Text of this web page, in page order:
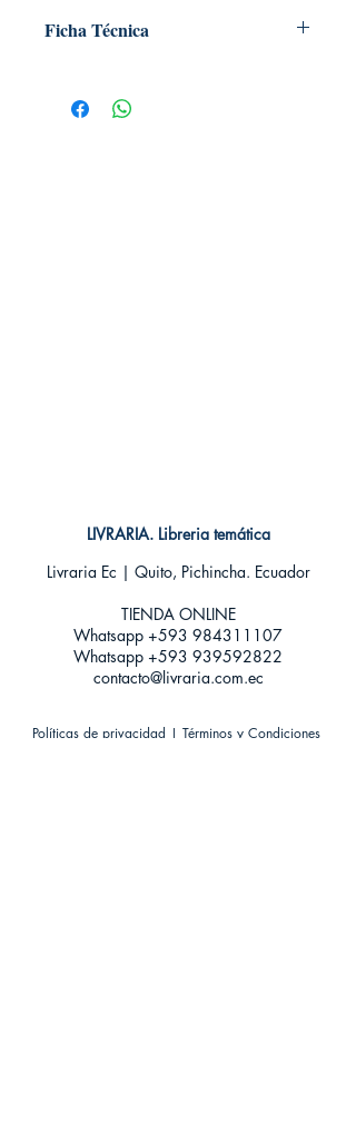
Ficha Técnica
Editorial: Plutón
Idioma: Castellano
LIVRARIA. Libreria temática
Livraria Ec | Quito, Pichincha. Ecuador
TIENDA ONLINE​
Whatsapp +593 984311107
Whatsapp +593 939592822
contacto@livraria.com.ec
Políticas de privacidad | Términos y Condiciones